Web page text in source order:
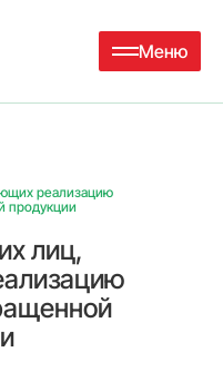
Меню
реализацию
продукции
лиц,